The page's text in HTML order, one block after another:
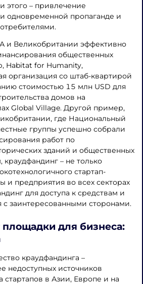
этого – привлечение
одновременной пропаганде и
и Великобритании эффективно
общественных
Habitat for Humanity,
организация со штаб-квартирой
стоимостью 15 млн USD для
домов на
Global Village. Другой пример,
где Национальный
группы успешно собрали
работ по
зданий и общественных
краудфандинг – не только
стартап-
и предприятия во всех секторах
для доступа к средствам и
с заинтересованными сторонами.
для бизнеса:
краудфандинга –
недоступных источников
стартапов в Азии, Европе и на